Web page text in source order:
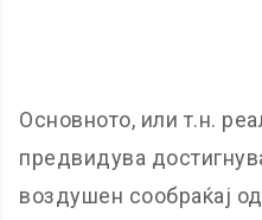
Основното, или т.н.
предвидува
воздушен сообраќај